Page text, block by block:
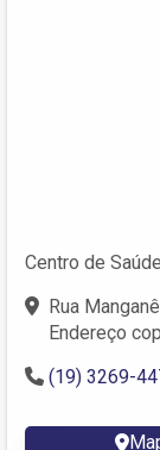
Centro de
Rua
Endereço
(19) 3269-